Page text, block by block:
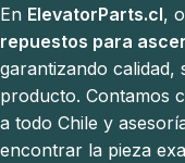
En ElevatorParts.cl,
repuestos para
garantizando calidad,
producto. Contamos
a todo Chile y
encontrar la pieza